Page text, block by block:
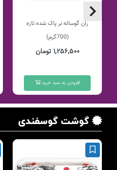
ران گوساله نر پاک شده تازه
(700گرم)
۱,۲۵۶,۵۰۰ تومان
افزودن به سبد خرید
گوشت گوسفندی